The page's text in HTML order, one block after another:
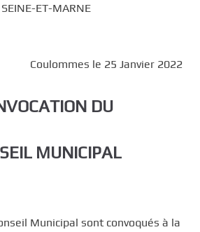
ET-MARNE
Coulommes le 25 Janvier 2022
DU
MUNICIPAL
Municipal sont convoqués à la